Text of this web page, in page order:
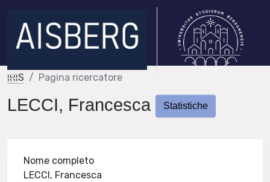
IRIS Pagina ricercatore
LECCI, Francesca Statistiche
Nome completo
LECCI, Francesca